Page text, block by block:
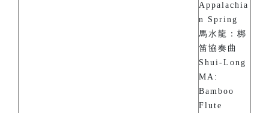
Appalachia
n Spring
馬水龍：梆
笛協奏曲
Shui-Long
MA:
Bamboo
Flute